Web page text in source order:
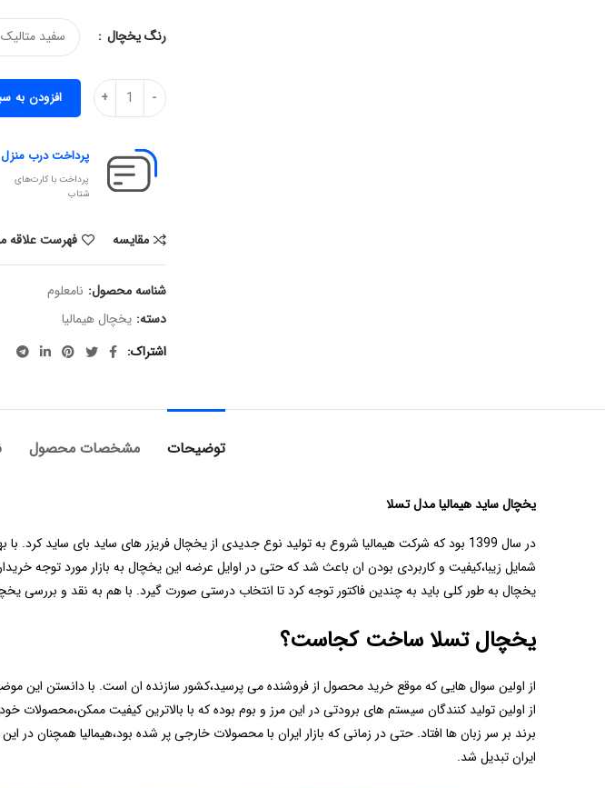
رنگ یخچال
افزودن به
پرداخت درب منزل
پرداخت با کارت‌های
شتاب
مقایسه فهرست علاقه
شناسه محصول: نامعلوم
دسته: یخچال هیمالیا
اشتراک
توضیحات مشخصات محصول
یخچال ساید هیمالیا مدل تسلا
در سال 1399 بود که شرکت هیمالیا شروع به تولید نوع جدیدی از یخچال فریزر های ساید بای
شمایل زیبا،کیفیت و کاربردی بودن ان باعث شد که حتی در اوایل عرضه این یخچال به بازار مورد توجه
یخچال به طور کلی باید به چندین فاکتور توجه کرد تا انتخاب درستی صورت گیرد. با هم به نقد و بررسی
یخچال تسلا ساخت کجاست؟
از اولین سوال هایی که موقع خرید محصول از فروشنده می پرسید،کشور سازنده ان است. با دانستن این
برند بر سر زبان ها افتاد. حتی در زمانی که بازار ایران با محصولات خارجی پر شده بود،هیمالیا همچنان در
ایران تبدیل شد.